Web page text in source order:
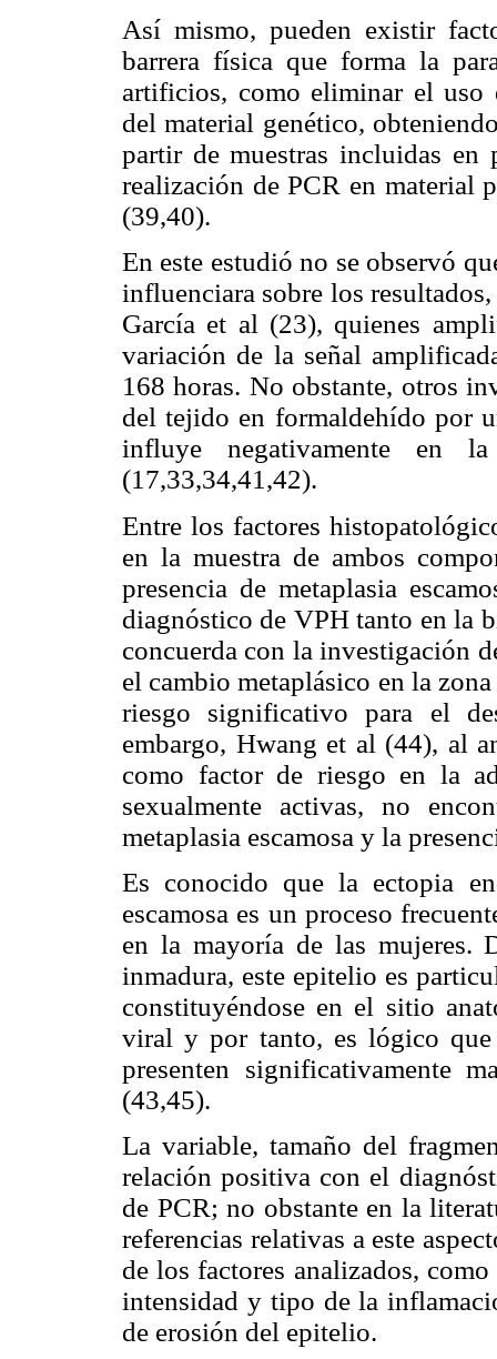
Así mismo, pueden existir
barrera física que forma la
artificios, como eliminar el
del material genético,
partir de muestras incluidas en
realización de PCR en material
(39,40).
En este estudió no se observó
influenciara sobre los
García et al (23), quienes
variación de la señal
168 horas. No obstante, otros
del tejido en formaldehído por
influye negativamente en
(17,33,34,41,42).
Entre los factores
en la muestra de ambos
presencia de metaplasia
diagnóstico de VPH tanto en la
concuerda con la investigación
el cambio metaplásico en la
riesgo significativo para el
embargo, Hwang et al (44), al
como factor de riesgo en la
sexualmente activas, no
metaplasia escamosa y la
Es conocido que la ectopia
escamosa es un proceso
en la mayoría de las mujeres.
inmadura, este epitelio es
constituyéndose en el sitio
viral y por tanto, es lógico que
presenten significativamente
(43,45).
La variable, tamaño del
relación positiva con el
de PCR; no obstante en la
referencias relativas a este
de los factores analizados,
intensidad y tipo de la
de erosión del epitelio.